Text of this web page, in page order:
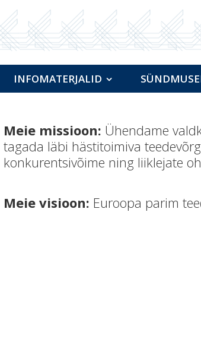
INFOMATERJALID
Meie missioon: Ühendame
tagada läbi hästitoimiva
konkurentsivõime ning liiklejate
Meie visioon: Euroopa parim